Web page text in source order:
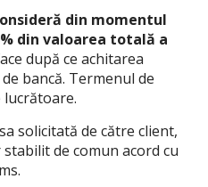
din momentul
din valoarea totală a
după ce achitarea
bancă. Termenul de
lucrătoare.
solicitată de către client,
de comun acord cu
.